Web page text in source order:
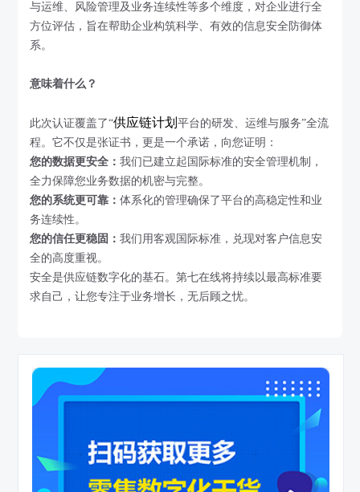
与运维、风险管理及业务连续性等多个维度，对企业进行全
方位评估，旨在帮助企业构筑科学、有效的信息安全防御体
系。
意味着什么？
此次认证覆盖了“供应链计划平台的研发、运维与服务”全流
程。它不仅是张证书，更是一个承诺，向您证明：
您的数据更安全 ：我们已建立起国际标准的安全管理机制，
全力保障您业务数据的机密与完整。
您的系统更可靠：体系化的管理确保了平台的高稳定性和业
务连续性。
您的信任更稳固：我们用客观国际标准，兑现对客户信息安
全的高度重视。
安全是供应链数字化的基石。第七在线将持续以最高标准要
求自己，让您专注于业务增长，无后顾之忧。